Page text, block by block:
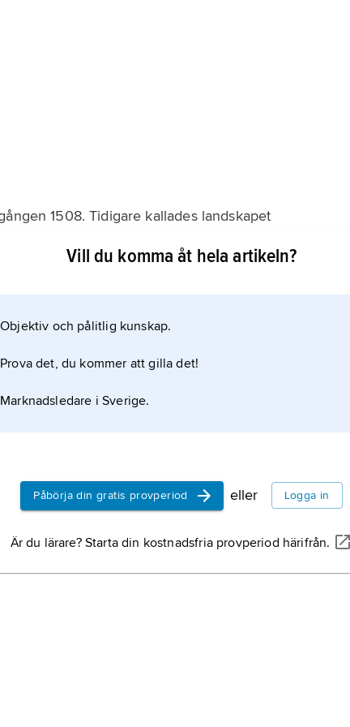
1508. Tidigare kallades landskapet
blott ha avsett den sydöstra utmed Vänern belägna
Dalsland och Norge benämndes Markerna,
under medeltiden tillhörde Västergötlands lagsaga
Vill du komma åt hela artikeln?
Objektiv och pålitlig kunskap.
Prova det, du kommer att gilla det!
Marknadsledare i Sverige.
Påbörja din gratis provperiod eller Logga in
Är du lärare? Starta din kostnadsfria provperiod härifrån.